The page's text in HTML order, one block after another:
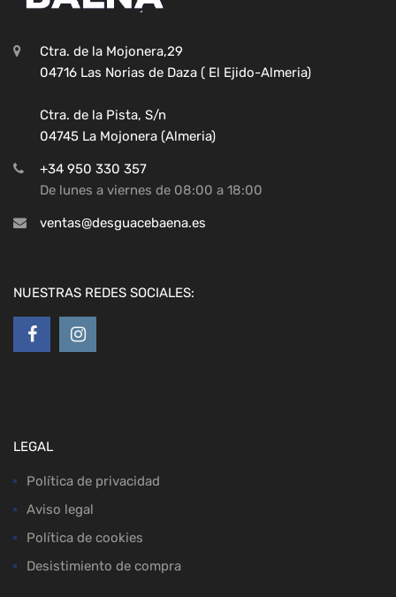
Ctra. de la Mojonera,29
04716 Las Norias de Daza ( El Ejido-Almeria)
Ctra. de la Pista, S/n
04745 La Mojonera (Almeria)
+34 950 330 357
De lunes a viernes de 08:00 a 18:00
ventas@desguacebaena.es
NUESTRAS REDES SOCIALES:
LEGAL
Política de privacidad
Aviso legal
Política de cookies
Desistimiento de compra